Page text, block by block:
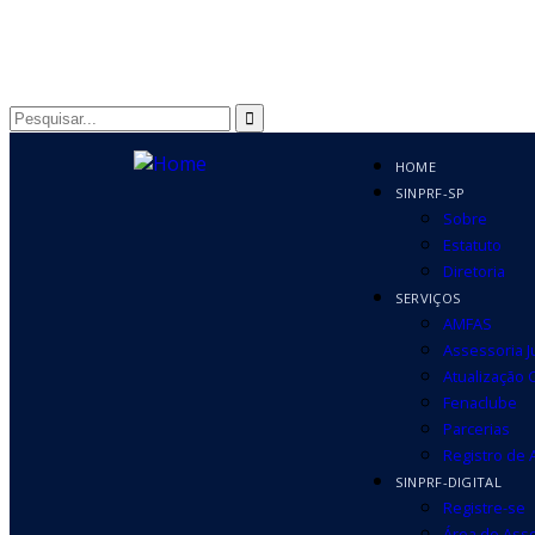
HOME
SINPRF-SP
Sobre
Estatuto
Diretoria
SERVIÇOS
AMFAS
Assessoria
Atualização
Fenaclube
Parcerias
Registro de
SINPRF-DIGITAL
Registre-se